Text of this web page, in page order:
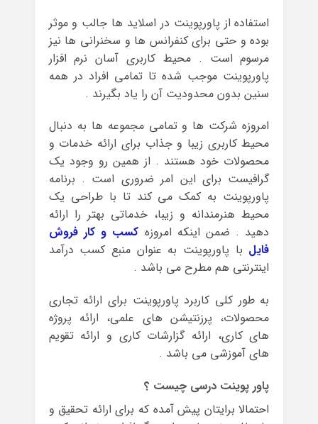
استفاده از پاورپوینت در اسلاید ها جالب و موثر
بوده و حتی برای کنفرانس ها و سخنرانی ها نیز
مرسوم است . محیط کاربری آسان نرم افزار
پاورپوینت موجب شده تا تمامی افراد در همه
سنین بدون محدودیت آن را یاد بگیرند .
امروزه شرکت ها و تمامی مجموعه ها به دنبال
محیط کاربری زیبا و جذاب برای ارائه خدمات و
محصولات خود هستند . از همین رو وجود یک
گرافیست برای این امر ضروری است . برنامه
پاورپوینت به کمک می کند تا با طراحی یک
محیط هنرمندانه و زیبا، خدماتی بهتر را ارائه
دهید . ضمن اینکه امروزه کسب و کار فروش
فایل با پاورپوینت به عنوان منبع کسب درآمد
اینترنتی هم مطرح می باشد .
به طور کلی کاربرد پاورپوینت برای ارائه تجاری
محصولات، پرزنتیشن های علمی، ارائه پروژه
های کاری، ارائه گزارشات کاری و ارائه تقویم
های آموزشی می باشد .
پاور پوینت درسی چیست ؟
احتمالا برایتان پیش آمده که برای ارائه تحقیق و